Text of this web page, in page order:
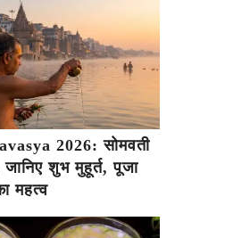
2026: सोमवती
शुभ मुहूर्त, पूजा
महत्व